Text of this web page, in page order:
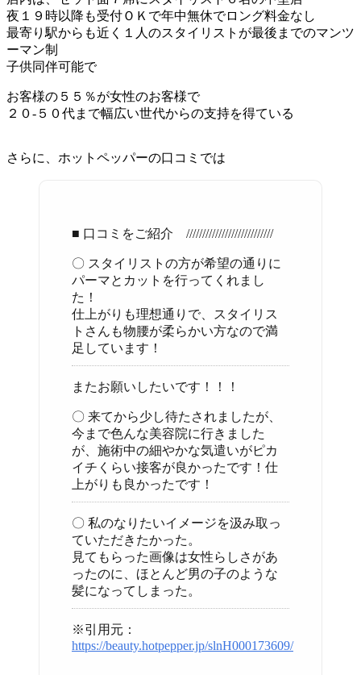
夜１９時以降も受付ＯＫで年中無休でロング料金なし
最寄り駅からも近く１人のスタイリストが最後までのマンツ
ーマン制
子供同伴可能で
お客様の５５％が女性のお客様で
２０-５０代まで幅広い世代からの支持を得ている
さらに、ホットペッパーの口コミでは
■ 口コミをご紹介 ///////////////////////////
〇 スタイリストの方が希望の通りに
パーマとカットを行ってくれまし
た！
仕上がりも理想通りで、スタイリス
トさんも物腰が柔らかい方なので満
足しています！
またお願いしたいです！！！
〇 来てから少し待たされましたが、
今まで色んな美容院に行きました
が、施術中の細やかな気遣いがピカ
イチくらい接客が良かったです！仕
上がりも良かったです！
〇 私のなりたいイメージを汲み取っ
ていただきたかった。
見てもらった画像は女性らしさがあ
ったのに、ほとんど男の子のような
髪になってしまった。
※引用元：
https://beauty.hotpepper.jp/slnH000173609/